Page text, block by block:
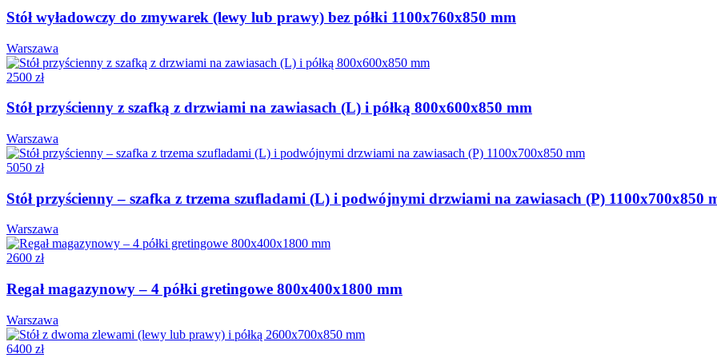
Stół wyładowczy do zmywarek (lewy lub prawy) bez półki 1100x760x850 mm
Warszawa
2500 zł
Stół przyścienny z szafką z drzwiami na zawiasach (L) i półką 800x600x850 mm
Warszawa
5050 zł
Stół przyścienny – szafka z trzema szufladami (L) i podwójnymi drzwiami na zawiasach (P) 1100x700x850
Warszawa
2600 zł
Regał magazynowy – 4 półki gretingowe 800x400x1800 mm
Warszawa
6400 zł